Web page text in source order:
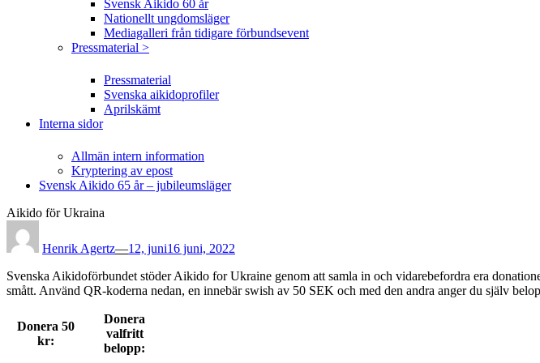
Svensk Aikido 60 år
Nationellt ungdomsläger
Mediagalleri från tidigare förbundsevent
Pressmaterial >
Pressmaterial
Svenska aikidoprofiler
Aprilskämt
Interna sidor
Allmän intern information
Kryptering av epost
Svensk Aikido 65 år – jubileumsläger
Aikido för Ukraina
Henrik Agertz—
on
12, juni16 juni, 2022
Svenska Aikidoförbundet stöder Aikido for Ukraine genom att samla in och vidarebefordra era
smått. Använd QR-koderna nedan, en innebär swish av 50 SEK och med den andra anger du själv
Donera 50
kr:
Donera
valfritt
belopp: